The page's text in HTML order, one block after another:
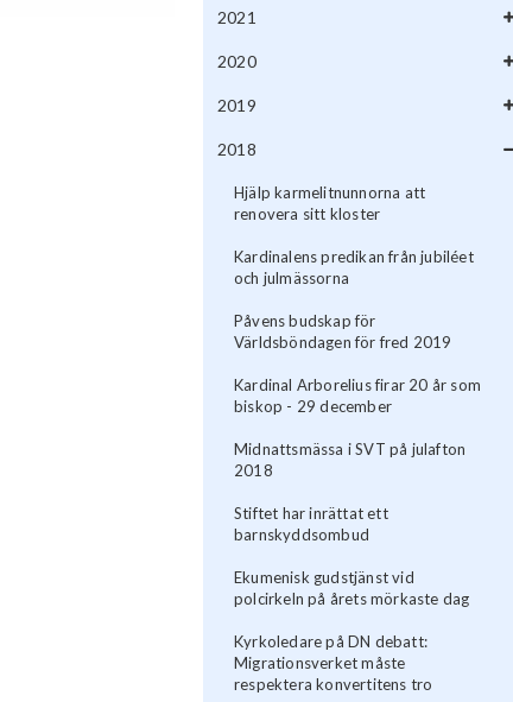
2021
2020
2019
2018
Hjälp karmelitnunnorna att
renovera sitt kloster
Kardinalens predikan från jubiléet
och julmässorna
Påvens budskap för
Världsböndagen för fred 2019
Kardinal Arborelius firar 20 år som
biskop - 29 december
Midnattsmässa i SVT på julafton
2018
Stiftet har inrättat ett
barnskyddsombud
Ekumenisk gudstjänst vid
polcirkeln på årets mörkaste dag
Kyrkoledare på DN debatt:
Migrationsverket måste
respektera konvertitens tro